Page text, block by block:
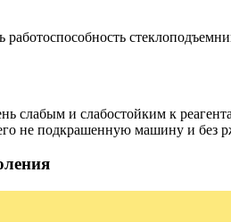
слабым и слабостойким к
не подкрашенную машину и без